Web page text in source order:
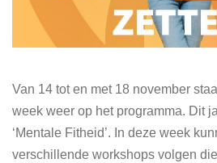
Van 14 tot en met 18 november
week weer op het programma. Dit
‘Mentale Fitheid’. In deze week
verschillende workshops volgen